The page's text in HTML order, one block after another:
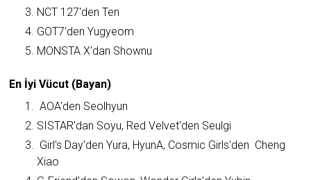
NCT 127'den Ten
GOT7'den Yugyeom
MONSTA X'dan Shownu
En İyi Vücut (Bayan)
AOA'den Seolhyun
SISTAR'dan Soyu, Red Velvet'den Seulgi
Girl's Day'den Yura, HyunA, Cosmic Girls'den Cheng
Xiao